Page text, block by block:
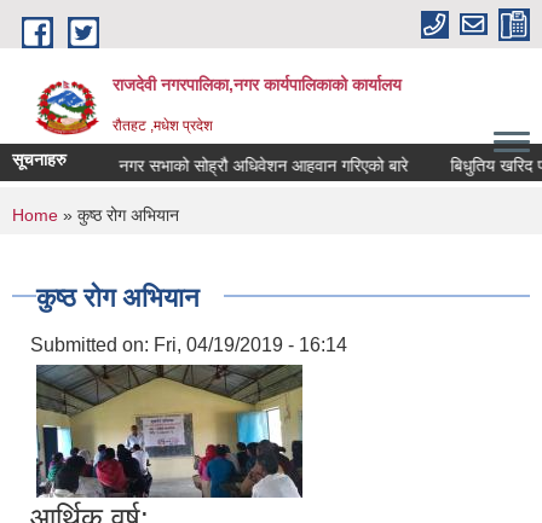
Skip to main content
राजदेवी नगरपालिका,नगर कार्यपालिकाको कार्यालय
रौतहट ,मधेश प्रदेश
सूचनाहरु
सूचना नगर सभाको सोह्रौ अधिवेशन आहवान गरिएको बारे बिधुतिय खरिद
You are here
Home » कुष्ठ रोग अभियान
कुष्ठ रोग अभियान
Submitted on: Fri, 04/19/2019 - 16:14